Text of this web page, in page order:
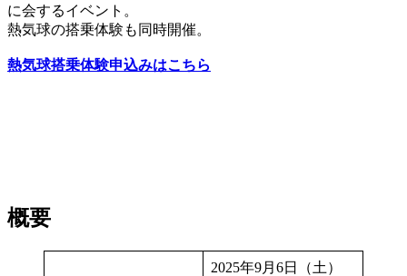
に会するイベント。
熱気球の搭乗体験も同時開催。
熱気球搭乗体験申込みはこちら
概要
2025年9月6日（土）